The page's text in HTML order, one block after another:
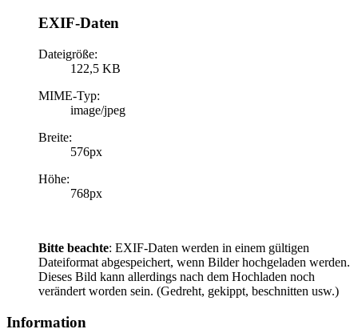
EXIF-Daten
Dateigröße:
122,5 KB
MIME-Typ:
image/jpeg
Breite:
576px
Höhe:
768px
Bitte beachte: EXIF-Daten werden in einem gültigen
Dateiformat abgespeichert, wenn Bilder hochgeladen werden.
Dieses Bild kann allerdings nach dem Hochladen noch
verändert worden sein. (Gedreht, gekippt, beschnitten usw.)
Information